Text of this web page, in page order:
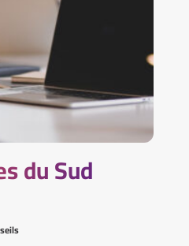
du Sud